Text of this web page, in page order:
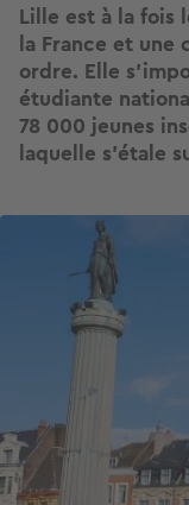
Lille est à la fois
la France et
ordre. Elle
étudiante
78 000 jeunes
laquelle s'étale
Image